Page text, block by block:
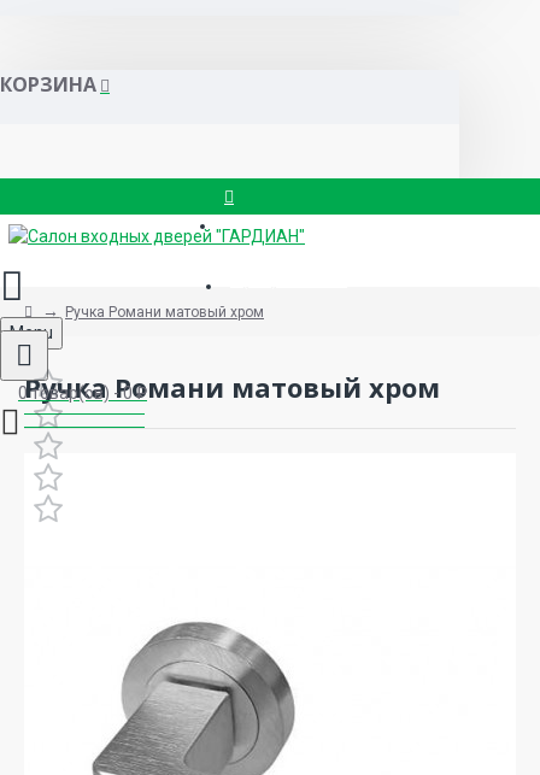
КОРЗИНА
Menu
0 товар(ов) - 0 ₽
Ручка Романи матовый хром
Ручка Романи матовый хром